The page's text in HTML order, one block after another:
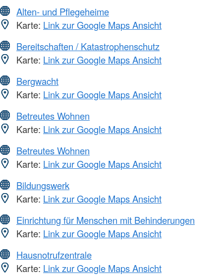
Alten- und Pflegeheime
Karte: Link zur Google Maps Ansicht
Bereitschaften / Katastrophenschutz
Karte: Link zur Google Maps Ansicht
Bergwacht
Karte: Link zur Google Maps Ansicht
Betreutes Wohnen
Karte: Link zur Google Maps Ansicht
Betreutes Wohnen
Karte: Link zur Google Maps Ansicht
Bildungswerk
Karte: Link zur Google Maps Ansicht
Einrichtung für Menschen mit Behinderungen
Karte: Link zur Google Maps Ansicht
Hausnotrufzentrale
Karte: Link zur Google Maps Ansicht